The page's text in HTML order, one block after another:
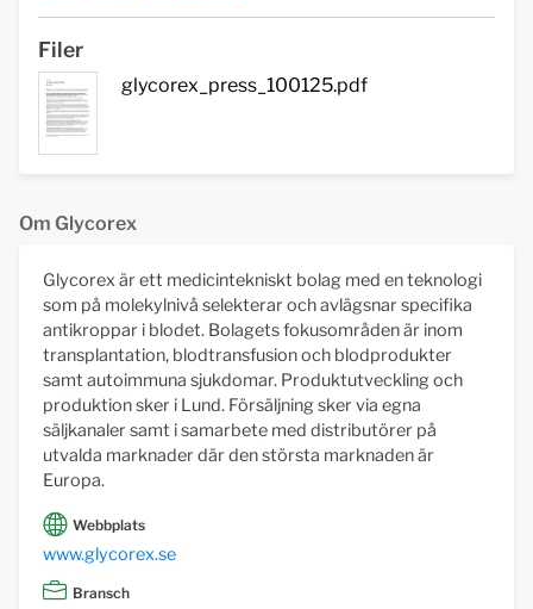
Filer
glycorex_press_100125.pdf
Om Glycorex
Glycorex är ett medicintekniskt bolag med en teknologi
som på molekylnivå selekterar och avlägsnar specifika
antikroppar i blodet. Bolagets fokusområden är inom
transplantation, blodtransfusion och blodprodukter
samt autoimmuna sjukdomar. Produktutveckling och
produktion sker i Lund. Försäljning sker via egna
säljkanaler samt i samarbete med distributörer på
utvalda marknader där den största marknaden är
Europa.
Webbplats
www.glycorex.se
Bransch